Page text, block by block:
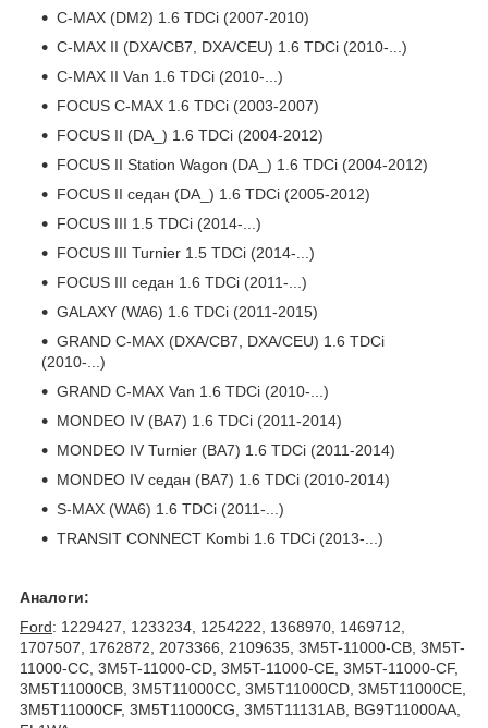
C-MAX (DM2) 1.6 TDCi (2007-2010)
C-MAX II (DXA/CB7, DXA/CEU) 1.6 TDCi (2010-...)
C-MAX II Van 1.6 TDCi (2010-...)
FOCUS C-MAX 1.6 TDCi (2003-2007)
FOCUS II (DA_) 1.6 TDCi (2004-2012)
FOCUS II Station Wagon (DA_) 1.6 TDCi (2004-2012)
FOCUS II седан (DA_) 1.6 TDCi (2005-2012)
FOCUS III 1.5 TDCi (2014-...)
FOCUS III Turnier 1.5 TDCi (2014-...)
FOCUS III седан 1.6 TDCi (2011-...)
GALAXY (WA6) 1.6 TDCi (2011-2015)
GRAND C-MAX (DXA/CB7, DXA/CEU) 1.6 TDCi
(2010-...)
GRAND C-MAX Van 1.6 TDCi (2010-...)
MONDEO IV (BA7) 1.6 TDCi (2011-2014)
MONDEO IV Turnier (BA7) 1.6 TDCi (2011-2014)
MONDEO IV седан (BA7) 1.6 TDCi (2010-2014)
S-MAX (WA6) 1.6 TDCi (2011-...)
TRANSIT CONNECT Kombi 1.6 TDCi (2013-...)
Аналоги:
Ford: 1229427, 1233234, 1254222, 1368970, 1469712,
1707507, 1762872, 2073366, 2109635, 3M5T-11000-CB, 3M5T-
11000-CC, 3M5T-11000-CD, 3M5T-11000-CE, 3M5T-11000-CF,
3M5T11000CB, 3M5T11000CC, 3M5T11000CD, 3M5T11000CE,
3M5T11000CF, 3M5T11000CG, 3M5T11131AB, BG9T11000AA,